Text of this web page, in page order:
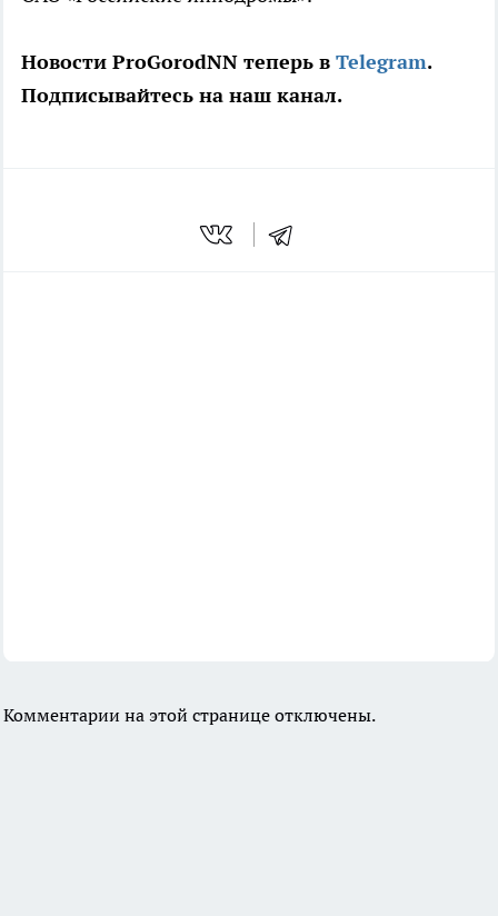
Новости ProGorodNN теперь в Telegram.
Подписывайтесь на наш канал.
Комментарии на этой странице отключены.